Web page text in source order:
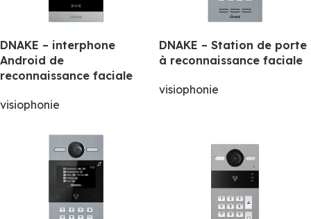
DNAKE – interphone
Android de
reconnaissance faciale
visiophonie
DNAKE – Station de porte
à reconnaissance faciale
visiophonie